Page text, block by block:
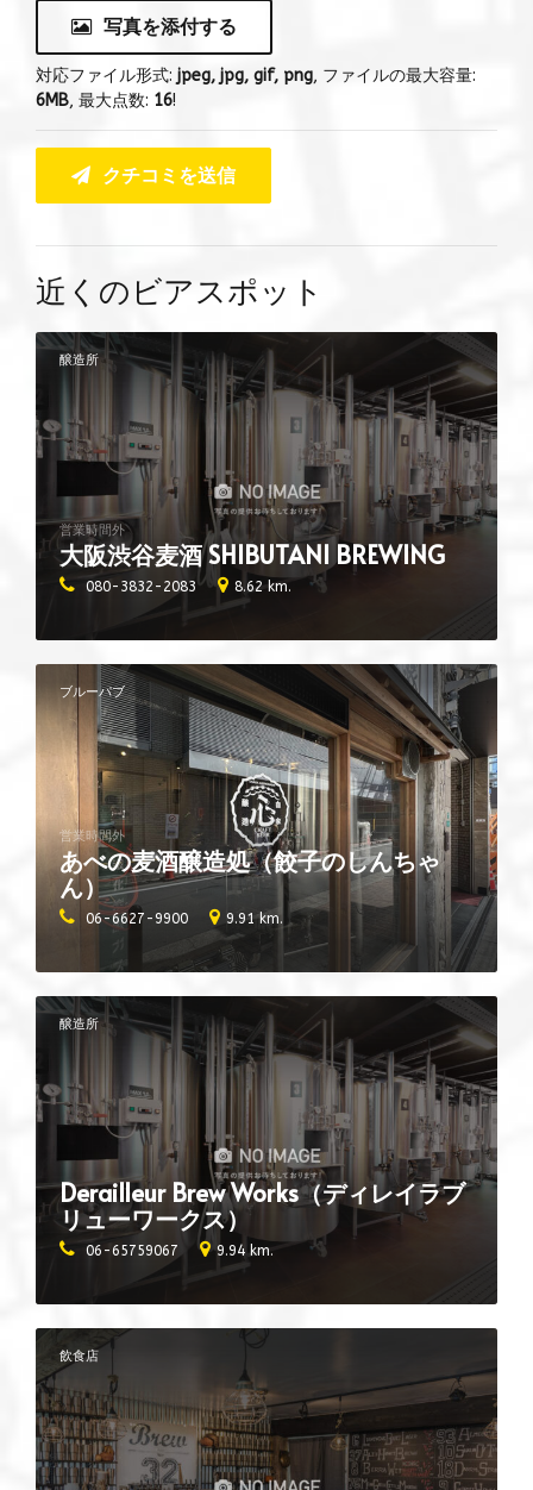
写真を添付する
対応ファイル形式: jpeg, jpg, gif, png, ファイルの最大容量:
6MB, 最大点数: 16!
クチコミを送信
近くのビアスポット
醸造所
大阪渋谷麦酒 SHIBUTANI BREWING
営業時間外
080-3832-2083 8.62 km.
ブルーパブ
あべの麦酒醸造処（餃子のしんちゃ
ん）
営業時間外
06-6627-9900 9.91 km.
醸造所
Derailleur Brew Works（ディレイラブ
リューワークス）
06-65759067 9.94 km.
飲食店